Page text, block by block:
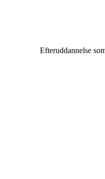
Efteruddannelse